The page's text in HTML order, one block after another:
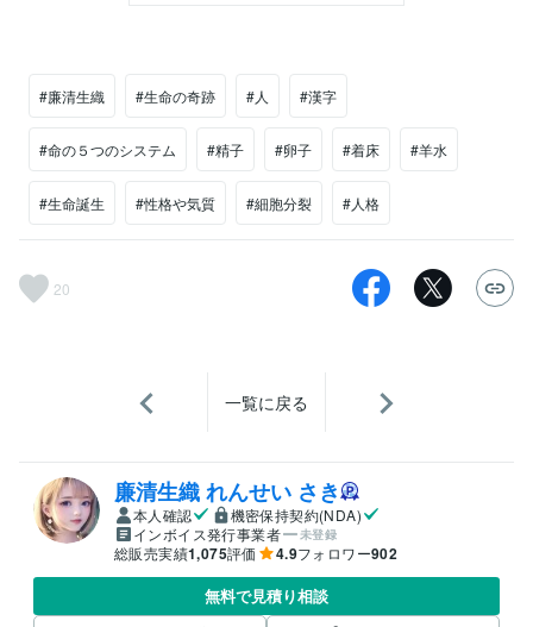
#廉清生織 #生命の奇跡 #人 #漢字
#命の５つのシステム #精子 #卵子 #着床 #羊水
#生命誕生 #性格や気質 #細胞分裂 #人格
20
一覧に戻る
廉清生織 れんせい さき
本人確認
機密保持契約(NDA)
インボイス発行事業者
未登録
総販売実績1,075評価 4.9フォロワー902
無料で見積り相談